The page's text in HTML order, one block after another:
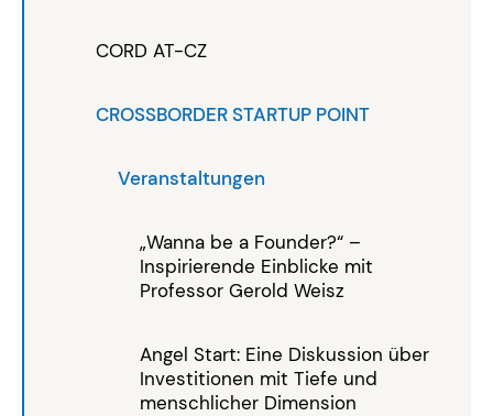
CORD AT-CZ
CROSSBORDER STARTUP POINT
Veranstaltungen
„Wanna be a Founder?“ –
Inspirierende Einblicke mit
Professor Gerold Weisz
Angel Start: Eine Diskussion über
Investitionen mit Tiefe und
menschlicher Dimension